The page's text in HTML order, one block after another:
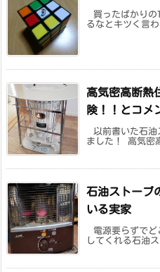
買ったばかりの
るなとキツく言
高気密高断熱
険！！とコメ
以前書いた石
ました！ 高気密
石油ストーブ
いる実家
電源要らずでど
してくれる石油